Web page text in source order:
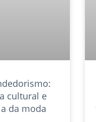
cultural e
da moda